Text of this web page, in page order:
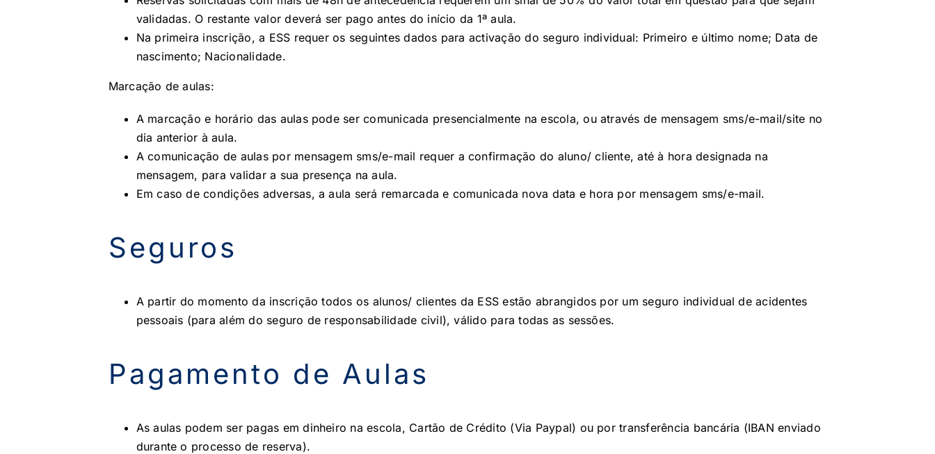
validadas. O restante valor deverá ser pago antes do início da 1ª aula.
Na primeira inscrição, a ESS requer os seguintes dados para activação do seguro individual: Primeiro e último nome; Data de
nascimento; Nacionalidade.
Marcação de aulas:
A marcação e horário das aulas pode ser comunicada presencialmente na escola, ou através de mensagem sms/e-mail/site no
dia anterior à aula.
A comunicação de aulas por mensagem sms/e-mail requer a confirmação do aluno/ cliente, até à hora designada na
mensagem, para validar a sua presença na aula.
Em caso de condições adversas, a aula será remarcada e comunicada nova data e hora por mensagem sms/e-mail.
Seguros
A partir do momento da inscrição todos os alunos/ clientes da ESS estão abrangidos por um seguro individual de acidentes
pessoais (para além do seguro de responsabilidade civil), válido para todas as sessões.
Pagamento de Aulas
As aulas podem ser pagas em dinheiro na escola, Cartão de Crédito (Via Paypal) ou por transferência bancária (IBAN enviado
durante o processo de reserva).